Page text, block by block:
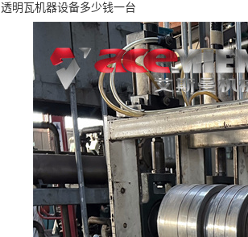
透明瓦机器设备多少钱一台